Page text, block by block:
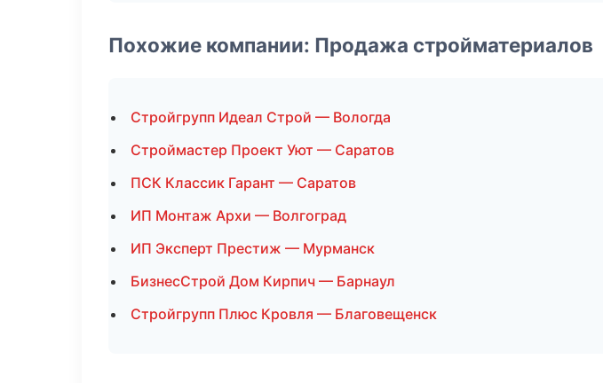
Похожие компании: Продажа стройматериалов
Стройгрупп Идеал Строй — Вологда
Строймастер Проект Уют — Саратов
ПСК Классик Гарант — Саратов
ИП Монтаж Архи — Волгоград
ИП Эксперт Престиж — Мурманск
БизнесСтрой Дом Кирпич — Барнаул
Стройгрупп Плюс Кровля — Благовещенск